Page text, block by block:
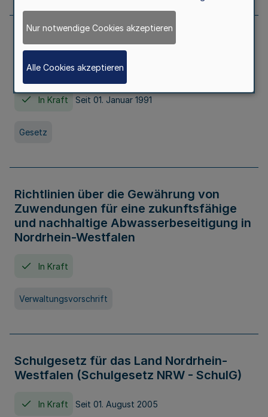
Erstes Gesetz zur Ausführung des
Kinder- und Jugendhilfegesetzes - AG -
KJHG -
In Kraft Seit 01. Januar 1991
Gesetz
Richtlinien über die Gewährung von
Zuwendungen für eine zukunftsfähige
und nachhaltige Abwasserbeseitigung in
Nordrhein-Westfalen
In Kraft
Verwaltungsvorschrift
Schulgesetz für das Land Nordrhein-
Westfalen (Schulgesetz NRW - SchulG)
In Kraft Seit 01. August 2005
Nur notwendige Cookies akzeptieren
Alle Cookies akzeptieren